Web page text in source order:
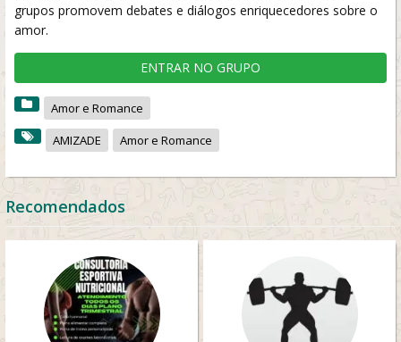
grupos promovem debates e diálogos enriquecedores sobre o
amor.
ENTRAR NO GRUPO
Amor e Romance
AMIZADE
Amor e Romance
Recomendados